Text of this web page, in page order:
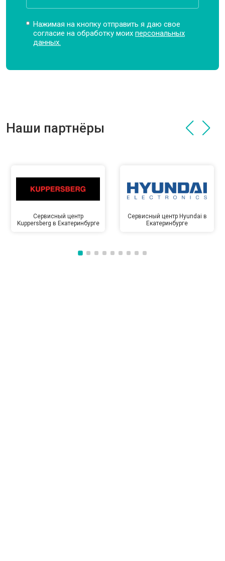
Нажимая на кнопку отправить я даю свое
согласие на обработку моихперсональных
данных.
Наши партнёры
Сервисный центр
Kuppersberg в Екатеринбурге
Сервисный центр Hyundai в
Екатеринбурге